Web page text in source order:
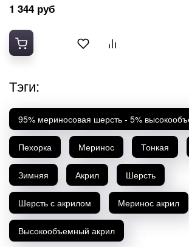
1 344 руб
Тэги:
95% мериносовая шерсть - 5%
Пехорка Меринос Тонкая
Зимняя Акрил Шерсть
Шерсть с акрилом Меринос акрил
Высокообъемный акрил